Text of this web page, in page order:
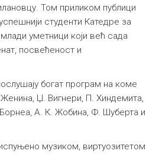
Том приликом публици
студенти Катедре за
уметници који већ сада
посвећеност и
богат програм на коме
Џ. Вигнери, П. Хиндемита,
А. К. Жобина, Ф. Шуберта и
музиком, виртуозитетом